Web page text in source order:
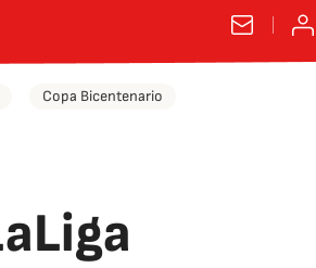
Copa Bicentenario